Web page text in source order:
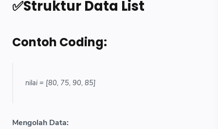
✅Struktur Data List
Contoh Coding:
nilai = [80, 75, 90, 85]
Mengolah Data: